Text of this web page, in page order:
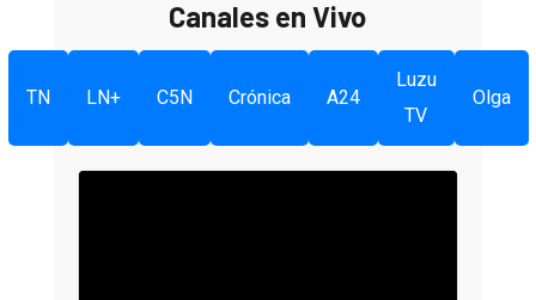
Canales en Vivo
TN LN+ C5N Crónica A24
Luzu
TV
Olga